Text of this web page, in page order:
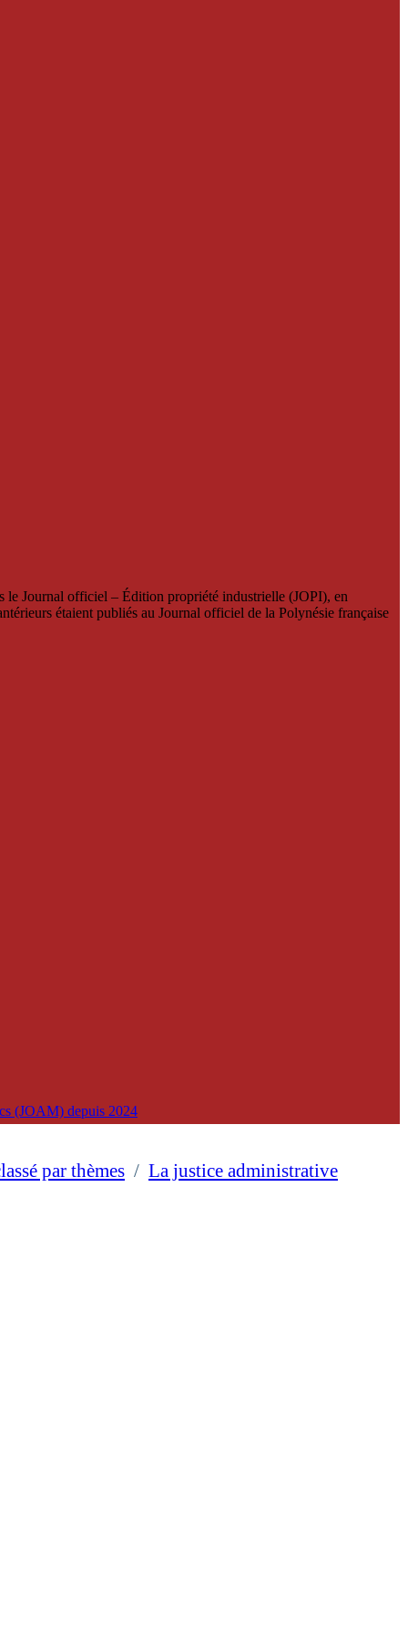
le Journal officiel – Édition propriété industrielle (JOPI), en
étaient publiés au Journal officiel de la Polynésie française
(JOAM) depuis 2024
par thèmes / La justice administrative